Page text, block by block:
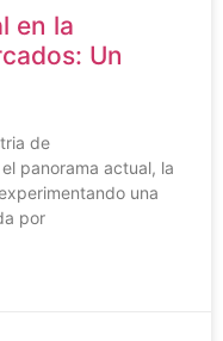
en la
Un
de
panorama actual, la
una
por